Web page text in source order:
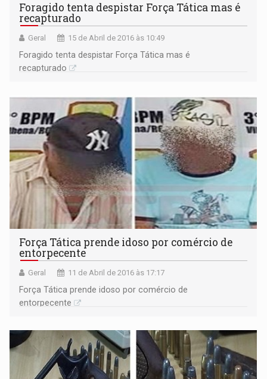
Foragido tenta despistar Força Tática mas é
recapturado
Geral 15 de Abril de 2016 às 10:49
Foragido tenta despistar Força Tática mas é
recapturado
Força Tática prende idoso por comércio de
entorpecente
Geral 11 de Abril de 2016 às 17:17
Força Tática prende idoso por comércio de
entorpecente